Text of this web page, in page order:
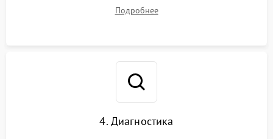
Подробнее
4. Диагностика